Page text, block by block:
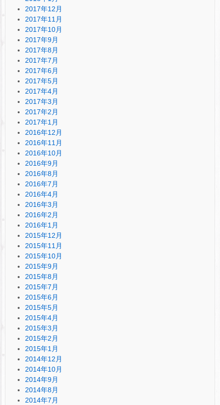
2017年12月
2017年11月
2017年10月
2017年9月
2017年8月
2017年7月
2017年6月
2017年5月
2017年4月
2017年3月
2017年2月
2017年1月
2016年12月
2016年11月
2016年10月
2016年9月
2016年8月
2016年7月
2016年4月
2016年3月
2016年2月
2016年1月
2015年12月
2015年11月
2015年10月
2015年9月
2015年8月
2015年7月
2015年6月
2015年5月
2015年4月
2015年3月
2015年2月
2015年1月
2014年12月
2014年10月
2014年9月
2014年8月
2014年7月